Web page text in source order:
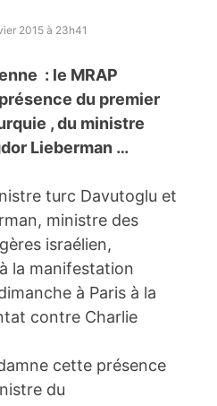
2015 à 23h41
: le MRAP
du premier
, du ministre
Lieberman …
turc Davutoglu et
ministre des
israélien,
la manifestation
à Paris à la
contre Charlie
cette présence
du